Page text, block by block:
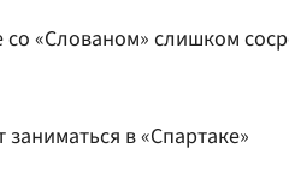
«Слованом» слишком
в «Спартаке»